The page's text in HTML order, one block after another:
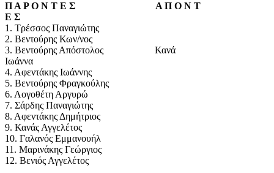
Π Α Ρ Ο Ν Τ Ε Σ Α Π Ο Ν Τ
Ε Σ
1. Τρέσσος Παναγιώτης
2. Βεντούρης Κων/νος
3. Βεντούρης Απόστολος Κανά
Ιωάννα
4. Αφεντάκης Ιωάννης
5. Βεντούρης Φραγκούλης
6. Λογοθέτη Αργυρώ
7. Σάρδης Παναγιώτης
8. Αφεντάκης Δημήτριος
9. Κανάς Αγγελέτος
10. Γαλανός Εμμανουήλ
11. Μαρινάκης Γεώργιος
12. Βενιός Αγγελέτος